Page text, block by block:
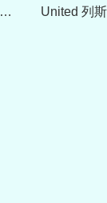
United 列